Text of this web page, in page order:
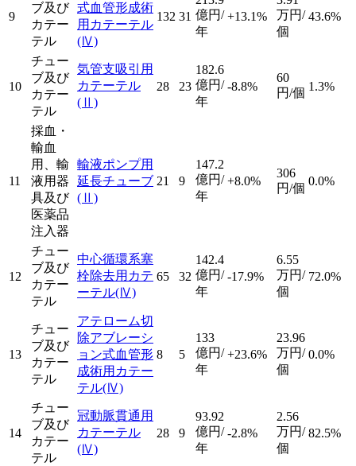
9
ブ及び
カテー
テル
式血管形成術
用カテーテル
(Ⅳ)
132 31 億円/
年
+13.1%
万円/
個
43.6%
10
チュー
ブ及び
カテー
テル
気管支吸引用
カテーテル
(Ⅱ)
28 23
182.6
億円/
年
-8.8%
60
円/個 1.3%
11
採血・
輸血
用、輸
液用器
具及び
医薬品
注入器
輸液ポンプ用
延長チューブ
(Ⅱ)
21 9
147.2
億円/
年
+8.0%
306
円/個
0.0%
12
チュー
ブ及び
カテー
テル
中心循環系塞
栓除去用カテ
ーテル(Ⅳ)
65 32
142.4
億円/
年
-17.9%
6.55
万円/
個
72.0%
13
チュー
ブ及び
カテー
テル
アテローム切
除アブレーシ
ョン式血管形
成術用カテー
テル(Ⅳ)
8 5
133
億円/
年
+23.6%
23.96
万円/
個
0.0%
14
チュー
ブ及び
カテー
テル
冠動脈貫通用
カテーテル
(Ⅳ)
28 9
93.92
億円/
年
-2.8%
2.56
万円/
個
82.5%